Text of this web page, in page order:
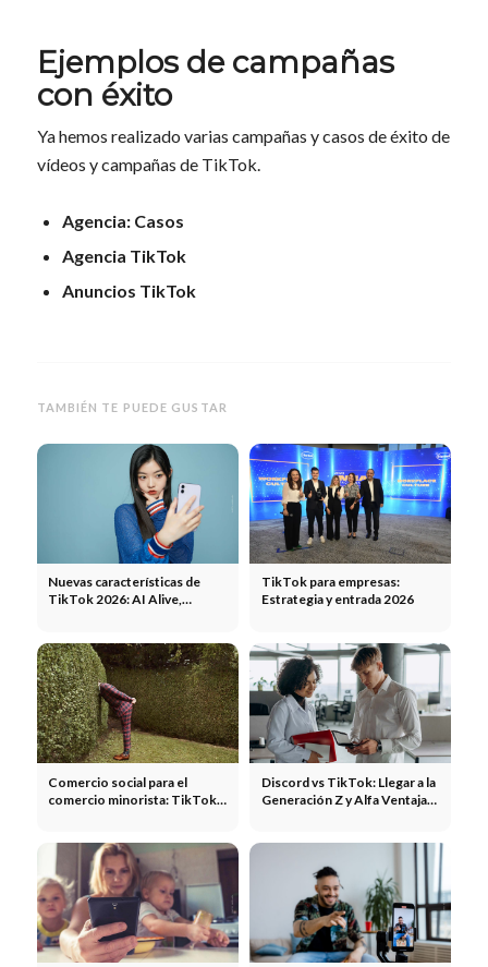
Ejemplos de campañas
con éxito
Ya hemos realizado varias campañas y casos de éxito de
vídeos y campañas de TikTok.
Agencia: Casos
Agencia TikTok
Anuncios TikTok
TAMBIÉN TE PUEDE GUSTAR
Nuevas características de
TikTok 2026: AI Alive,
Shop y pestaña de música.
TikTok para empresas:
Estrategia y entrada 2026
Comercio social para el
comercio minorista: TikTok
Discord vs TikTok: Llegar a la
Generación Z y Alfa Ventajas,